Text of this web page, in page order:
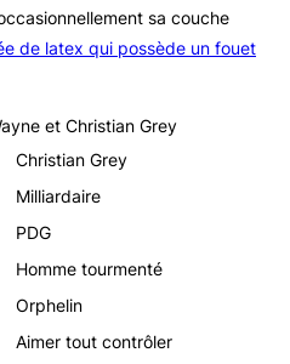
sa couche
de latex qui possède un fouet
et Christian Grey
Christian Grey
Milliardaire
PDG
Homme tourmenté
Orphelin
Aimer tout contrôler